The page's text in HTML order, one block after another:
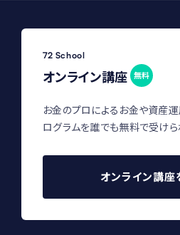
72 School
オンライン講座 無料
お金のプロによるお金や資産
ログラムを誰でも無料で受けら
オンライン講座